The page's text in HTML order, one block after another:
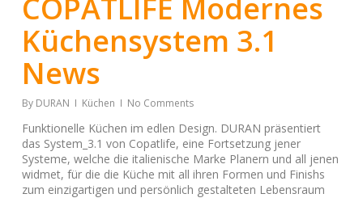
COPATLIFE Modernes
Küchensystem 3.1
News
By DURAN Küchen No Comments
Funktionelle Küchen im edlen Design. DURAN präsentiert
das System_3.1 von Copatlife, eine Fortsetzung jener
Systeme, welche die italienische Marke Planern und all jenen
widmet, für die die Küche mit all ihren Formen und Finishs
zum einzigartigen und persönlich gestalteten Lebensraum